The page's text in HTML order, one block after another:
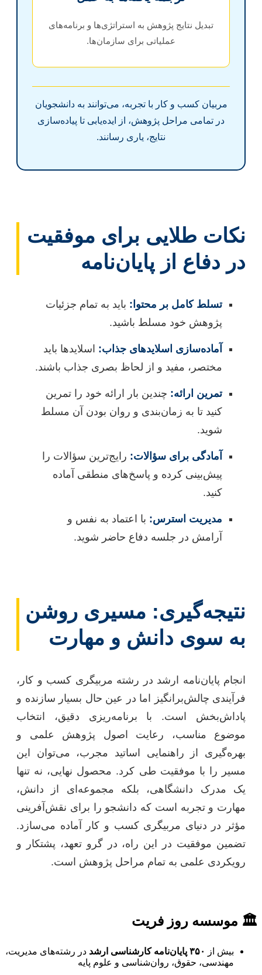
تبدیل نتایج پژوهش به استراتژی‌ها و برنامه‌های
عملیاتی برای سازمان‌ها.
مربیان کسب و کار با تجربه، می‌توانند به دانشجویان
در تمامی مراحل پژوهش، از ایده‌یابی تا پیاده‌سازی
نتایج، یاری رسانند.
نکات طلایی برای موفقیت
در دفاع از پایان‌نامه
تسلط کامل بر محتوا: باید به تمام جزئیات
پژوهش خود مسلط باشید.
آماده‌سازی اسلاید‌های جذاب: اسلایدها باید
مختصر، مفید و از لحاظ بصری جذاب باشند.
تمرین ارائه: چندین بار ارائه خود را تمرین
کنید تا به زمان‌بندی و روان بودن آن مسلط
شوید.
آمادگی برای سؤالات: رایج‌ترین سؤالات را
پیش‌بینی کرده و پاسخ‌های منطقی آماده
کنید.
مدیریت استرس: با اعتماد به نفس و
آرامش در جلسه دفاع حاضر شوید.
نتیجه‌گیری: مسیری روشن
به سوی دانش و مهارت
انجام پایان‌نامه ارشد در رشته مربیگری کسب و کار،
فرآیندی چالش‌برانگیز اما در عین حال بسیار سازنده و
پاداش‌بخش است. با برنامه‌ریزی دقیق، انتخاب
موضوع مناسب، رعایت اصول پژوهش علمی و
بهره‌گیری از راهنمایی اساتید مجرب، می‌توان این
مسیر را با موفقیت طی کرد. محصول نهایی، نه تنها
یک مدرک دانشگاهی، بلکه مجموعه‌ای از دانش،
مهارت و تجربه است که دانشجو را برای نقش‌آفرینی
مؤثر در دنیای مربیگری کسب و کار آماده می‌سازد.
تضمین موفقیت در این راه، در گرو تعهد، پشتکار و
رویکردی علمی به تمام مراحل پژوهش است.
🏛 موسسه روز فریت
بیش از ۳۵۰ پایان‌نامه کارشناسی ارشد
در رشته‌های مدیریت،
مهندسی، حقوق، روان‌شناسی و علوم پایه